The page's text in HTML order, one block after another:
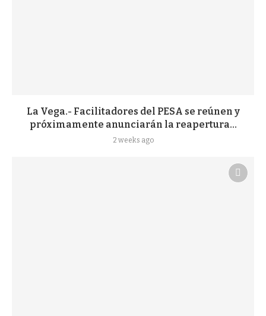
La Vega.- Facilitadores del PESA se reúnen y
próximamente anunciarán la reapertura...
2 weeks ago